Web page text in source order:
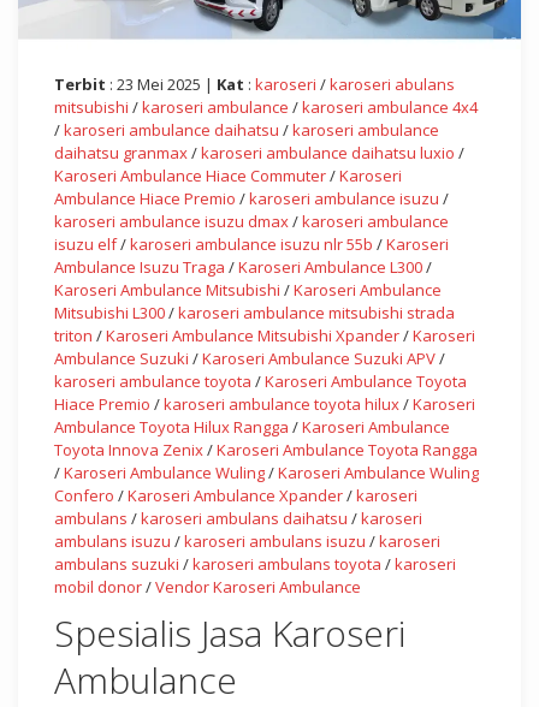
Terbit : 23 Mei 2025 | Kat : karoseri /karoseri abulans
mitsubishi /karoseri ambulance /karoseri ambulance 4x4
/karoseri ambulance daihatsu /karoseri ambulance
daihatsu granmax/karoseri ambulance daihatsu luxio /
Karoseri Ambulance Hiace Commuter/Karoseri
Ambulance Hiace Premio /karoseri ambulance isuzu /
karoseri ambulance isuzu dmax/karoseri ambulance
isuzu elf/karoseri ambulance isuzu nlr 55b /Karoseri
Ambulance Isuzu Traga /Karoseri Ambulance L300/
Karoseri Ambulance Mitsubishi /Karoseri Ambulance
Mitsubishi L300/karoseri ambulance mitsubishi strada
triton /Karoseri Ambulance Mitsubishi Xpander/Karoseri
Ambulance Suzuki /Karoseri Ambulance Suzuki APV/
karoseri ambulance toyota /Karoseri Ambulance Toyota
Hiace Premio /karoseri ambulance toyota hilux/Karoseri
Ambulance Toyota Hilux Rangga /Karoseri Ambulance
Toyota Innova Zenix/Karoseri Ambulance Toyota Rangga
/Karoseri Ambulance Wuling/Karoseri Ambulance Wuling
Confero /Karoseri Ambulance Xpander/karoseri
ambulans /karoseri ambulans daihatsu /karoseri
ambulans isuzu /karoseri ambulans isuzu /karoseri
ambulans suzuki /karoseri ambulans toyota /karoseri
mobil donor/Vendor Karoseri Ambulance
Spesialis Jasa Karoseri
Ambulance